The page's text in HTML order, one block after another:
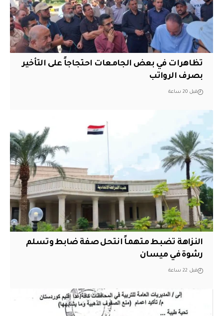
تظاهرات في بعض الجامعات احتجاجاً على التأخير
بصرف الرواتب
قبل 20 ساعة
النزاهة تضبط متهماً انتحل صفة ضابط وتسلم
رشوة في ميسان
قبل 22 ساعة